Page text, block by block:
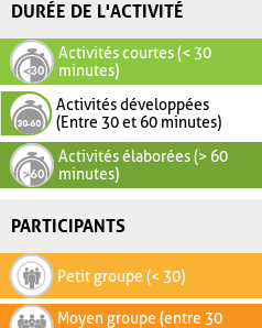
DURÉE DE L'ACTIVITÉ
Activités courtes (< 30
minutes)
Activités développées
(Entre 30 et 60 minutes)
Activités élaborées (> 60
minutes)
PARTICIPANTS
Petit groupe (< 30)
Moyen groupe (entre 30